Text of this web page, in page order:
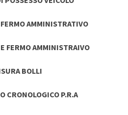
AMMINISTRATIVO
FERMO AMMINISTRAIVO
BOLLI
CRONOLOGICO P.R.A